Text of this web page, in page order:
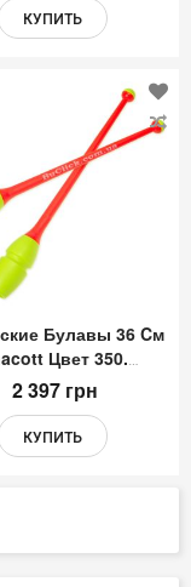
КУПИТЬ
Булавы 36 Cм
Цвет 350.
Оранжевый
2 397 грн
КУПИТЬ
page